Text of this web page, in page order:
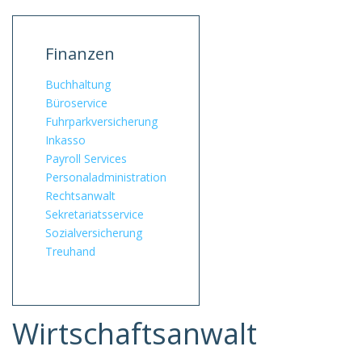
Finanzen
Buchhaltung
Büroservice
Fuhrpark­versicherung
Inkasso
Payroll Services
Personal­administration
Rechtsanwalt
Sekretariatsservice
Sozialversicherung
Treuhand
Wirtschaftsanwalt